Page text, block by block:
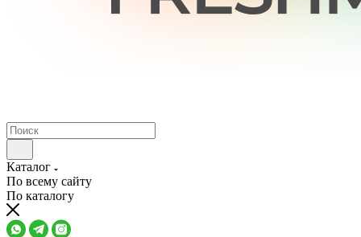
Каталог
По всему сайту
По каталогу